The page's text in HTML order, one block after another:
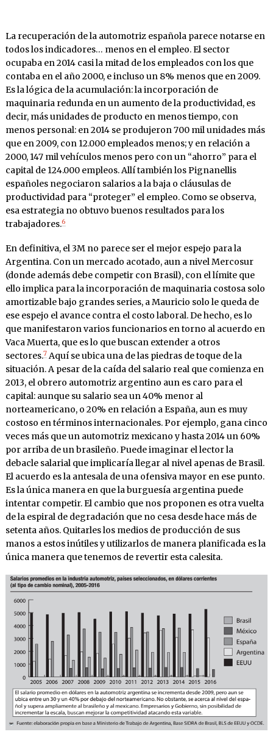
La recuperación de la automotriz española parece notarse en
todos los indicadores… menos en el empleo. El sector
ocupaba en 2014 casi la mitad de los empleados con los que
contaba en el año 2000, e incluso un 8% menos que en 2009.
Es la lógica de la acumulación: la incorporación de
maquinaria redunda en un aumento de la productividad, es
decir, más unidades de producto en menos tiempo, con
menos personal: en 2014 se produjeron 700 mil unidades más
que en 2009, con 12.000 empleados menos; y en relación a
2000, 147 mil vehículos menos pero con un “ahorro” para el
capital de 124.000 empleos. Allí también los Pignanellis
españoles negociaron salarios a la baja o cláusulas de
productividad para “proteger” el empleo. Como se observa,
esa estrategia no obtuvo buenos resultados para los
trabajadores.6
En definitiva, el 3M no parece ser el mejor espejo para la
Argentina. Con un mercado acotado, aun a nivel Mercosur
(donde además debe competir con Brasil), con el límite que
ello implica para la incorporación de maquinaria costosa solo
amortizable bajo grandes series, a Mauricio solo le queda de
ese espejo el avance contra el costo laboral. De hecho, es lo
que manifestaron varios funcionarios en torno al acuerdo en
Vaca Muerta, que es lo que buscan extender a otros
sectores.7Aquí se ubica una de las piedras de toque de la
situación. A pesar de la caída del salario real que comienza en
2013, el obrero automotriz argentino aun es caro para el
capital: aunque su salario sea un 40% menor al
norteamericano, o 20% en relación a España, aun es muy
costoso en términos internacionales. Por ejemplo, gana cinco
veces más que un automotriz mexicano y hasta 2014 un 60%
por arriba de un brasileño. Puede imaginar el lector la
debacle salarial que implicaría llegar al nivel apenas de Brasil.
El acuerdo es la antesala de una ofensiva mayor en ese punto.
Es la única manera en que la burguesía argentina puede
intentar competir. El cambio que nos proponen es otra vuelta
de la espiral de degradación que no cesa desde hace más de
setenta años. Quitarles los medios de producción de sus
manos a estos inútiles y utilizarlos de manera planificada es la
única manera que tenemos de revertir esta calesita.